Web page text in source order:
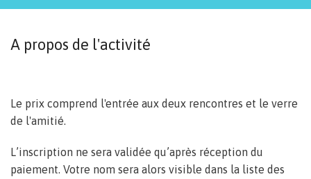
A propos de l'activité
Le prix comprend l'entrée aux deux rencontres et le verre
de l'amitié.
L’inscription ne sera validée qu’après réception du
paiement. Votre nom sera alors visible dans la liste des